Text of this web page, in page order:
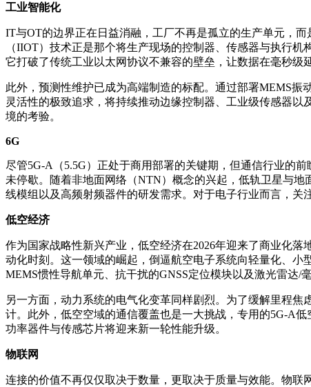
工业智能化
IT与OT的边界正在日益消融，工厂不再是孤立的生产单元，
（IIOT）技术正是那个将生产现场的控制器、传感器与执行
它打破了传统工业以太网协议不兼容的壁垒，让数据在毫秒级
此外，预测性维护已成为高端制造的标配。通过部署MEMS
灵活性的极致追求，将持续推动边缘控制器、工业级传感器
境的考验。
6G
尽管5G-A（5.5G）正处于商用部署的关键期，但通信行业的
未停歇。随着非地面网络（NTN）概念的兴起，低轨卫星与
线模组以及高频射频器件的研发需求。对于电子行业而言，关
低空经济
作为国家战略性新兴产业，低空经济在2026年迎来了商业化
动化时刻。这一领域的崛起，倒逼航空电子系统向轻量化、
MEMS惯性导航单元、抗干扰的GNSS定位模块以及激光雷达/
另一方面，动力系统的电气化变革同样剧烈。为了缓解里程
计。此外，低空空域的通信覆盖也是一大挑战，专用的5G-A
功率器件与传感芯片将迎来新一轮性能升级。
物联网
连接的价值不再仅仅取决于数量，更取决于质量与效能。物